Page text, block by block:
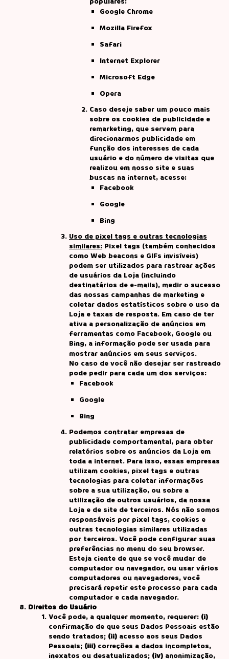
Google Chrome
Mozilla Firefox
Safari
Internet Explorer
Microsoft Edge
Opera
Caso deseje saber um pouco mais
sobre os cookies de publicidade e
remarketing, que servem para
direcionarmos publicidade em
função dos interesses de cada
usuário e do número de visitas que
realizou em nosso site e suas
buscas na internet, acesse:
Facebook
Google
Bing
Uso de pixel tags e outras tecnologias
similares: Pixel tags (também conhecidos
como Web beacons e GIFs invisíveis)
podem ser utilizados para rastrear ações
de usuários da Loja (incluindo
destinatários de e-mails), medir o sucesso
das nossas campanhas de marketing e
coletar dados estatísticos sobre o uso da
Loja e taxas de resposta. Em caso de ter
ativa a personalização de anúncios em
ferramentas como Facebook, Google ou
Bing, a informação pode ser usada para
mostrar anúncios em seus serviços.
No caso de você não desejar ser rastreado
pode pedir para cada um dos serviços:
Facebook
Google
Bing
Podemos contratar empresas de
publicidade comportamental, para obter
relatórios sobre os anúncios da Loja em
toda a internet. Para isso, essas empresas
utilizam cookies, pixel tags e outras
tecnologias para coletar informações
sobre a sua utilização, ou sobre a
utilização de outros usuários, da nossa
Loja e de site de terceiros. Nós não somos
responsáveis por pixel tags, cookies e
outras tecnologias similares utilizadas
por terceiros. Você pode configurar suas
preferências no menu do seu browser.
Esteja ciente de que se você mudar de
computador ou navegador, ou usar vários
computadores ou navegadores, você
precisará repetir este processo para cada
computador e cada navegador.
Direitos do Usuário
Você pode, a qualquer momento, requerer: (i)
confirmação de que seus Dados Pessoais estão
sendo tratados; (ii) acesso aos seus Dados
Pessoais; (iii) correções a dados incompletos,
inexatos ou desatualizados; (iv) anonimização,